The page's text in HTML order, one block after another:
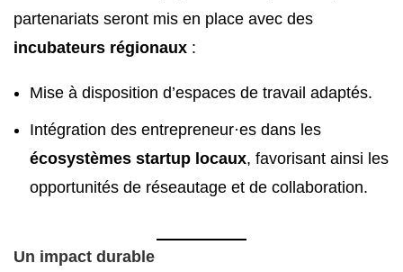
partenariats seront mis en place avec des
incubateurs régionaux :
Mise à disposition d’espaces de travail adaptés.
Intégration des entrepreneur·es dans les
écosystèmes startup locaux, favorisant ainsi les
opportunités de réseautage et de collaboration.
Un impact durable